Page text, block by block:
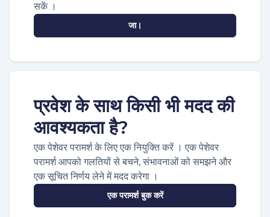
सकें ।
जा।
प्रवेश के साथ किसी भी मदद की
आवश्यकता है?
एक पेशेवर परामर्श के लिए एक नियुक्ति करें । एक पेशेवर
परामर्श आपको गलतियों से बचने, संभावनाओं को समझने और
एक सूचित निर्णय लेने में मदद करेगा ।
एक परामर्श बुक करें